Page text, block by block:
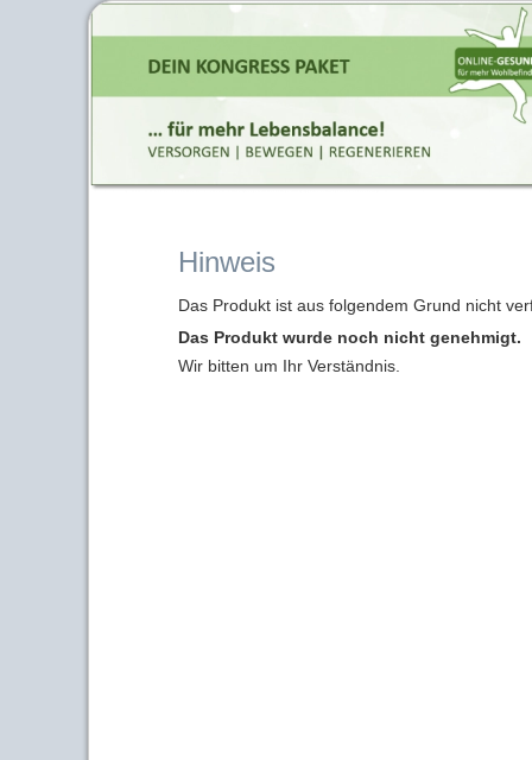
Hinweis
Das Produkt ist aus folgendem Grund nicht
Das Produkt wurde noch nicht genehmigt.
Wir bitten um Ihr Verständnis.